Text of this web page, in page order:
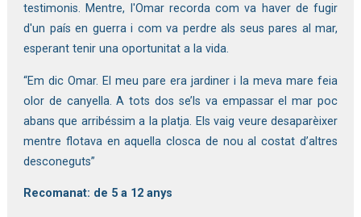
testimonis. Mentre, l'Omar recorda com va haver de fugir
d'un país en guerra i com va perdre als seus pares al mar,
esperant tenir una oportunitat a la vida.
“Em dic Omar. El meu pare era jardiner i la meva mare feia
olor de canyella. A tots dos se’ls va empassar el mar poc
abans que arribéssim a la platja. Els vaig veure desaparèixer
mentre flotava en aquella closca de nou al costat d’altres
desconeguts”
Recomanat: de 5 a 12 anys